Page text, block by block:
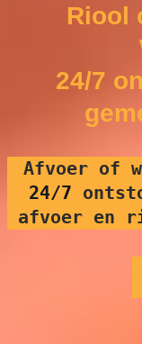
Riool
24/7
Afvoer of
24/7
afvoer en